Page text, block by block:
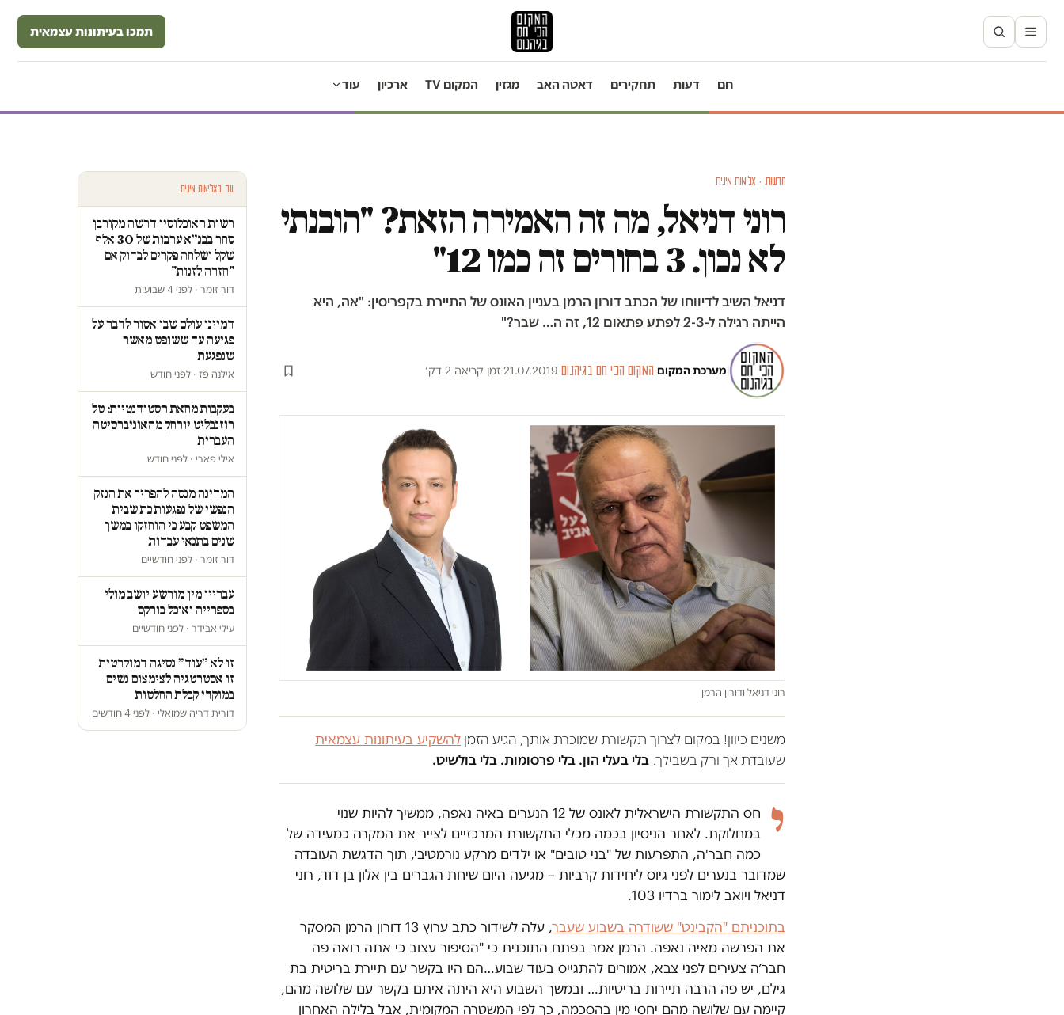
תמכו בעיתונות עצמאית
חם דעות תחקירים דאטה האב מגזין המקום TV ארכיון עוד
חדשות · אלימות מינית
רוני דניאל, מה זה האמירה הזאת? "הובנתי
לא נכון. 3 בחורים זה כמו 12"
דניאל השיב לדיווחו של הכתב דורון הרמן בעניין האונס של התיירת בקפריסין: "אה, היא
הייתה רגילה ל-2-3 לפתע פתאום 12, זה ה… שבר?"
מערכת המקום·המקום הכי חם בגיהנום·
21.07.2019
·זמן קריאה 2 דק׳
רוני דניאל ודורון הרמן
משנים כיוון! במקום לצרוך תקשורת שמוכרת אותך, הגיע הזמן להשקיע בעיתונות עצמאית
שעובדת אך ורק בשבילך. בלי בעלי הון. בלי פרסומות. בלי בולשיט.
י
חס התקשורת הישראלית לאונס של 12 הנערים באיה נאפה, ממשיך להיות שנוי
במחלוקת. לאחר הניסיון בכמה מכלי התקשורת המרכזיים לצייר את המקרה כמעידה של
כמה חבר'ה, התפרעות של "בני טובים" או ילדים מרקע נורמטיבי, תוך הדגשת העובדה
שמדובר בנערים לפני גיוס ליחידות קרביות – מגיעה היום שיחת הגברים בין אלון בן דוד, רוני
דניאל ויואב לימור ברדיו 103.
בתוכניתם "הקבינט" ששודרה בשבוע שעבר
, עלה לשידור כתב ערוץ 13 דורון הרמן המסקר
את הפרשה מאיה נאפה. הרמן אמר בפתח התוכנית כי "הסיפור עצוב כי אתה רואה פה
חבר׳ה צעירים לפני צבא, אמורים להתגייס בעוד שבוע…הם היו בקשר עם תיירת בריטית בת
גילם, יש פה הרבה תיירות בריטיות… ובמשך השבוע היא היתה איתם בקשר עם שלושה מהם,
קיימה עם שלושה מהם יחסי מין בהסכמה, כך לפי המשטרה המקומית, אבל בלילה האחרון
עוד באלימות מינית
רשות האוכלוסין דרשה מקורבן
סחר בבנ״א ערבות של 30 אלף
שקל ושלחה פקחים לבדוק אם
"חזרה לזנות"
דור זומר · לפני 4 שבועות
דמיינו עולם שבו אסור לדבר על
פגיעה עד ששופט מאשר
שנפגעת
אילנה פז · לפני חודש
בעקבות מחאת הסטודנטיות: טל
רוזנבליט יורחק מהאוניברסיטה
העברית
אילי פארי · לפני חודש
המדינה מנסה להפריך את הנזק
הנפשי של נפגעות כת שבית
המשפט קבע כי הוחזקו במשך
שנים בתנאי עבדות
דור זומר · לפני חודשיים
עבריין מין מורשע יושב מולי
בספרייה ואוכל בורקס
עילי אבידר · לפני חודשיים
זו לא ״עוד״ נסיגה דמוקרטית
זו אסטרטגיה לצימצום נשים
במוקדי קבלת החלטות
דורית דריה שמואלי · לפני 4 חודשים